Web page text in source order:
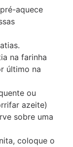
aquece
na farinha
último na
ou
azeite)
sobre uma
coloque o